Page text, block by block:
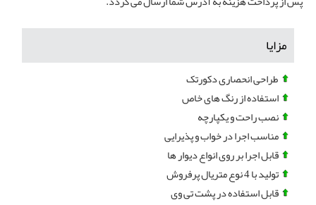
مزایا
طراحی انحصاری دکورتک
استفاده از رنگ های خاص
نصب راحت و یکپارچه
مناسب اجرا در خواب و پذیرایی
قابل اجرا بر روی انواع دیوار ها
تولید با 4 نوع متریال پرفروش
قابل استفاده در پشت تی وی